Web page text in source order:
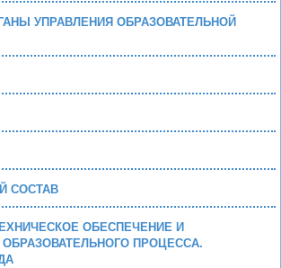
УПРАВЛЕНИЯ ОБРАЗОВАТЕЛЬНОЙ
СОСТАВ
ОБЕСПЕЧЕНИЕ И
ПРОЦЕССА.